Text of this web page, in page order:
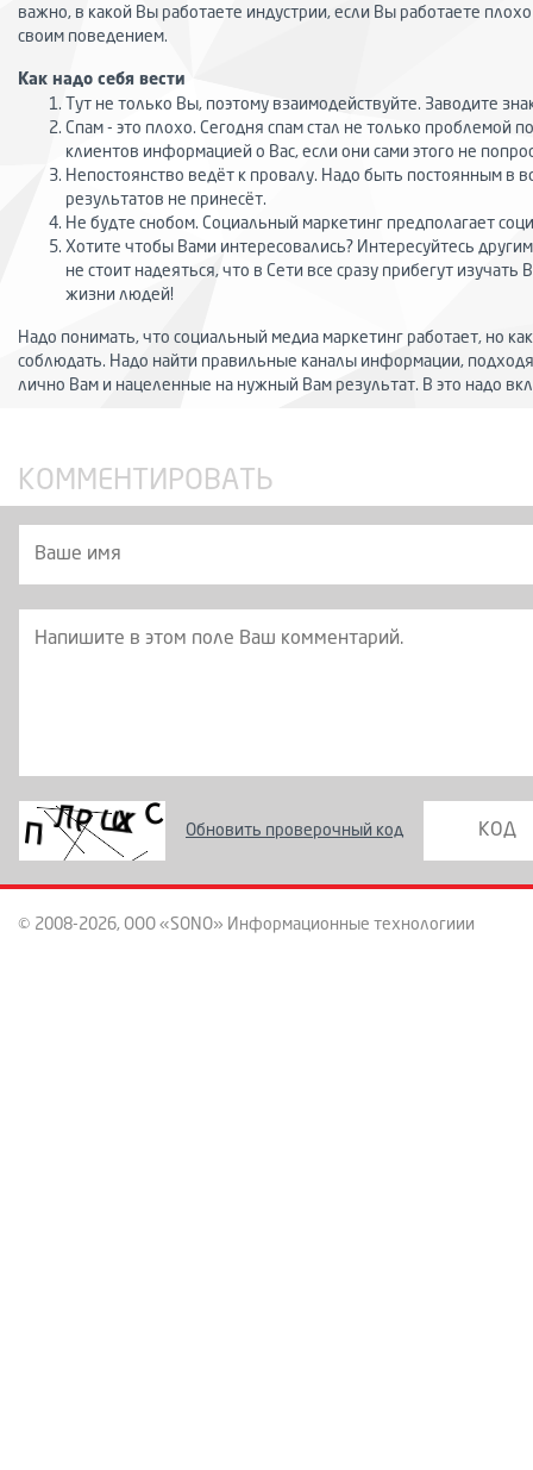
важно, в какой Вы работаете индустрии, если Вы работаете
своим поведением.
Как надо себя вести
Тут не только Вы, поэтому взаимодействуйте. Заводите
Спам - это плохо. Сегодня спам стал не только проблемой
клиентов информацией о Вас, если они сами этого не
Непостоянство ведёт к провалу. Надо быть постоянным
результатов не принесёт.
Не будте снобом. Социальный маркетинг предполагает
Хотите чтобы Вами интересовались? Интересуйтесь
не стоит надеяться, что в Сети все сразу прибегут
жизни людей!
Надо понимать, что социальный медиа маркетинг работает, но
соблюдать. Надо найти правильные каналы информации,
лично Вам и нацеленные на нужный Вам результат. В это надо
КОММЕНТИРОВАТЬ
Обновить проверочный код
© 2008-2026, ООО «SONO» Информационные технологиии